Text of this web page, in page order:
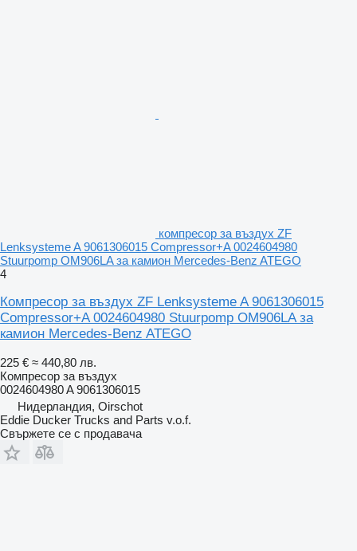
компресор за въздух ZF
Lenksysteme A 9061306015 Compressor+A 0024604980
Stuurpomp OM906LA за камион Mercedes-Benz ATEGO
4
Компресор за въздух ZF Lenksysteme A 9061306015
Compressor+A 0024604980 Stuurpomp OM906LA за
камион Mercedes-Benz ATEGO
225 € ≈ 440,80 лв.
Компресор за въздух
0024604980 A 9061306015
Нидерландия, Oirschot
Eddie Ducker Trucks and Parts v.o.f.
Свържете се с продавача